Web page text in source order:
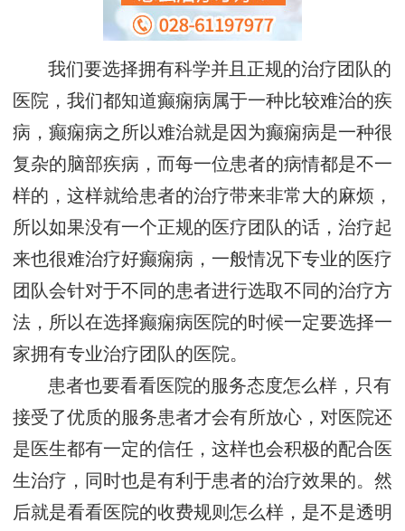
我们要选择拥有科学并且正规的治疗团队的
医院，我们都知道癫痫病属于一种比较难治的疾
病，癫痫病之所以难治就是因为癫痫病是一种很
复杂的脑部疾病，而每一位患者的病情都是不一
样的，这样就给患者的治疗带来非常大的麻烦，
所以如果没有一个正规的医疗团队的话，治疗起
来也很难治疗好癫痫病，一般情况下专业的医疗
团队会针对于不同的患者进行选取不同的治疗方
法，所以在选择癫痫病医院的时候一定要选择一
家拥有专业治疗团队的医院。
患者也要看看医院的服务态度怎么样，只有
接受了优质的服务患者才会有所放心，对医院还
是医生都有一定的信任，这样也会积极的配合医
生治疗，同时也是有利于患者的治疗效果的。然
后就是看看医院的收费规则怎么样，是不是透明